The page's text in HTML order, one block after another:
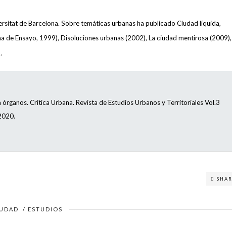
de Barcelona. Sobre temáticas urbanas ha publicado Ciudad líquida,
Ensayo, 1999), Disoluciones urbanas (2002), La ciudad mentirosa (2009),
Crítica Urbana. Revista de Estudios Urbanos y Territoriales Vol.3
/ ESTUDIOS